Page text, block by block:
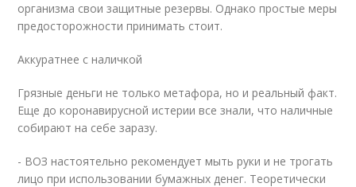
организма свои защитные резервы. Однако простые меры
предосторожности принимать стоит.
Аккуратнее с наличкой
Грязные деньги не только метафора, но и реальный факт.
Еще до коронавирусной истерии все знали, что наличные
собирают на себе заразу.
- ВОЗ настоятельно рекомендует мыть руки и не трогать
лицо при использовании бумажных денег. Теоретически